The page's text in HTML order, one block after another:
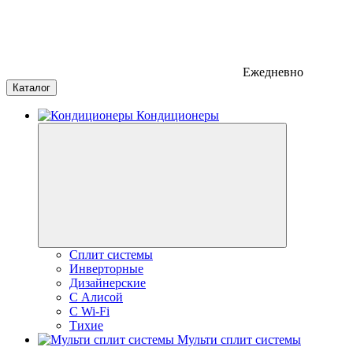
Ежедневно
Каталог
Кондиционеры
Сплит системы
Инверторные
Дизайнерские
С Алисой
C Wi-Fi
Тихие
Мульти сплит системы